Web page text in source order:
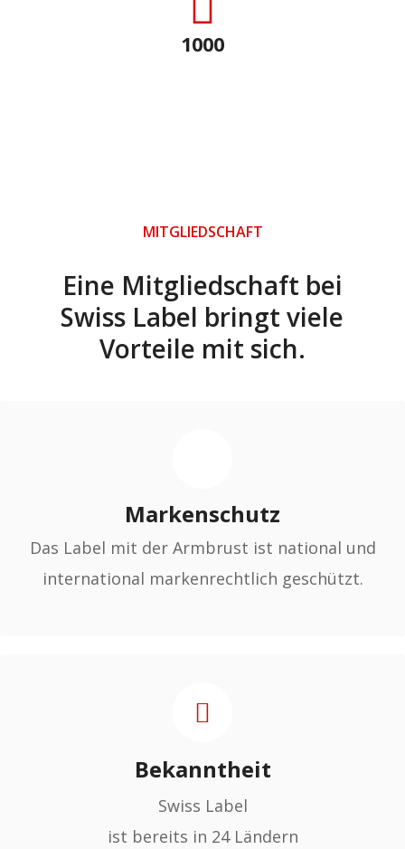
1000
MITGLIEDSCHAFT
Eine Mitgliedschaft bei
Swiss Label bringt viele
Vorteile mit sich.
Markenschutz
Das Label mit der Armbrust ist national und
international markenrechtlich geschützt.
Bekanntheit
Swiss Label
ist bereits in 24 Ländern